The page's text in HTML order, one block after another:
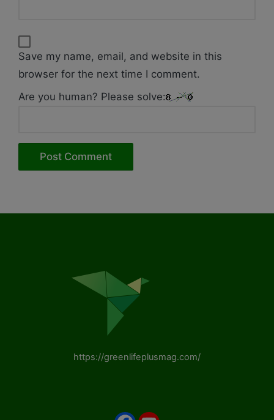
Save my name, email, and website in this
browser for the next time I comment.
Are you human? Please solve:
https://greenlifeplusmag.com/